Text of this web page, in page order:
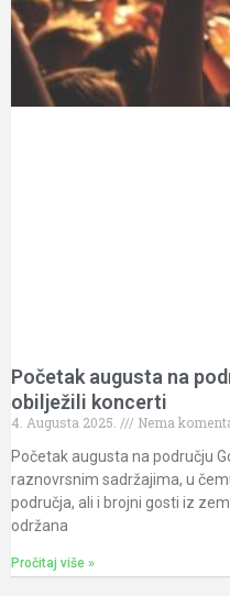
Početak augusta na
obilježili koncerti
4. Augusta 2025.
Nema
Početak augusta na području
raznovrsnim sadržajima, u
područja, ali i brojni gosti iz
održana
Pročitaj više »